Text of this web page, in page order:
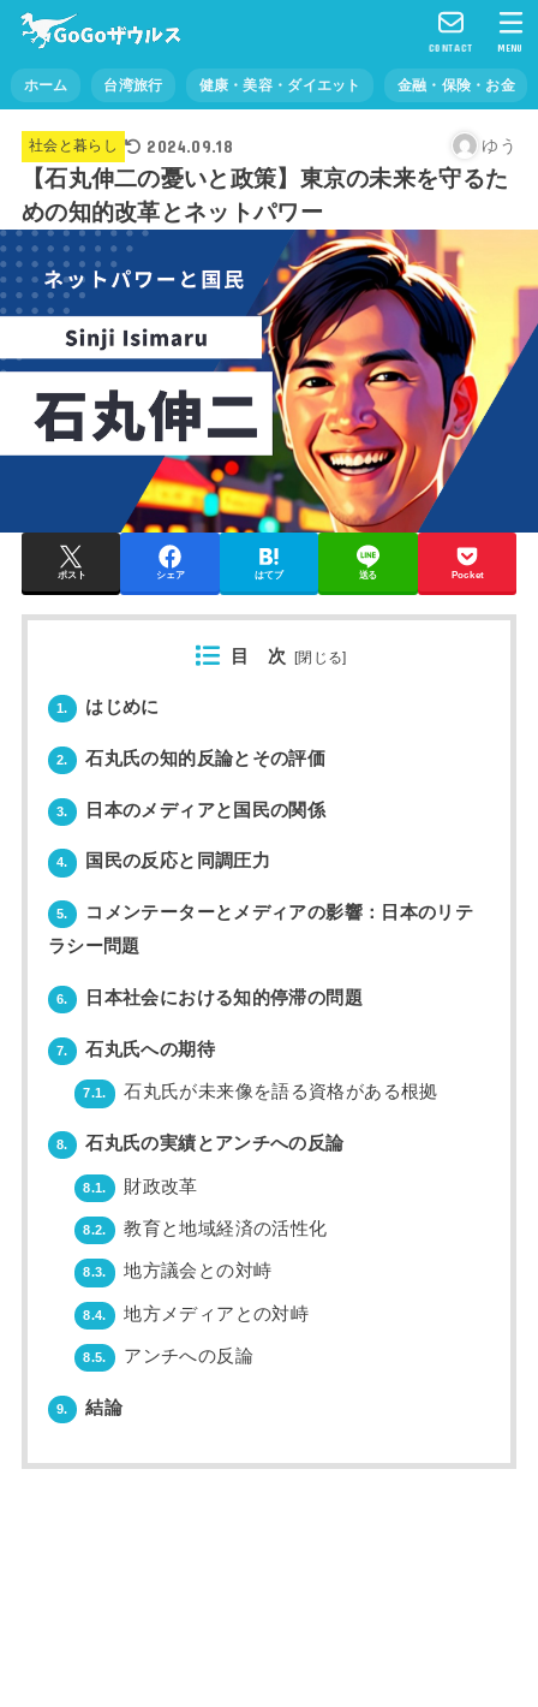
ホーム 台湾旅行 健康・美容・ダイエット 金融・保険・お金
CONTACT MENU
社会と暮らし 2024.09.18 ゆう
【石丸伸二の憂いと政策】東京の未来を守るた
めの知的改革とネットパワー
ポスト シェア はてブ 送る Pocket
目 次 [閉じる]
1. はじめに
2. 石丸氏の知的反論とその評価
3. 日本のメディアと国民の関係
4. 国民の反応と同調圧力
5.
コメンテーターとメディアの影響：日本のリテ
ラシー問題
6. 日本社会における知的停滞の問題
7. 石丸氏への期待
7.1. 石丸氏が未来像を語る資格がある根拠
8. 石丸氏の実績とアンチへの反論
8.1. 財政改革
8.2. 教育と地域経済の活性化
8.3. 地方議会との対峙
8.4. 地方メディアとの対峙
8.5. アンチへの反論
9. 結論